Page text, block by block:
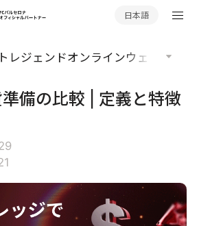
日本語
レジェンドオンラインウェビナー
備の比較 | 定義と特徴